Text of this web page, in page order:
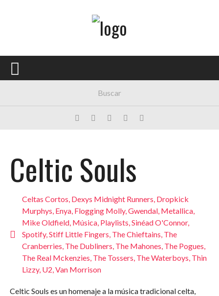
PORTADA
FESTIVALES
HISTORIAS
Celtic Souls
Celtas Cortos, Dexys Midnight Runners, Dropkick
Murphys, Enya, Flogging Molly,Gwendal, Metallica,
Mike Oldfield, Música, Playlists,Sinéad O'Connor,
Spotify,Stiff Little Fingers, The Chieftains, The
Cranberries, The Dubliners, The Mahones, The Pogues,
The Real Mckenzies, The Tossers, The Waterboys, Thin
Lizzy, U2,Van Morrison
Celtic Souls es un homenaje a la música tradicional celta,